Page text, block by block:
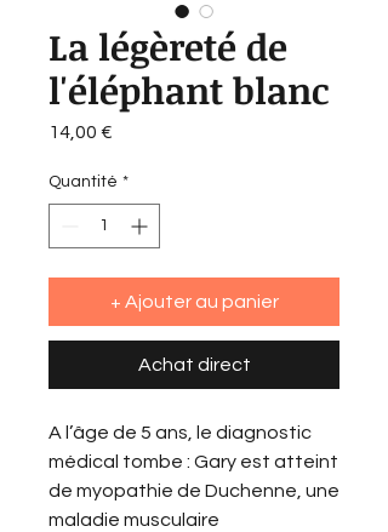
La légèreté de
l'éléphant blanc
14,00 €
Quantité *
+ Ajouter au panier
Achat direct
A l’âge de 5 ans, le diagnostic
médical tombe : Gary est atteint
de myopathie de Duchenne, une
maladie musculaire